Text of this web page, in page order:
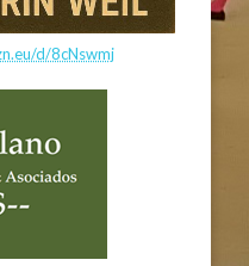
d/8cNswmj